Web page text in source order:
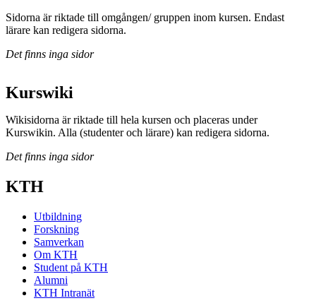
Sidorna är riktade till omgången/ gruppen inom kursen. Endast
lärare kan redigera sidorna.
Det finns inga sidor
Kurswiki
Wikisidorna är riktade till hela kursen och placeras under
Kurswikin. Alla (studenter och lärare) kan redigera sidorna.
Det finns inga sidor
KTH
Utbildning
Forskning
Samverkan
Om KTH
Student på KTH
Alumni
KTH Intranät